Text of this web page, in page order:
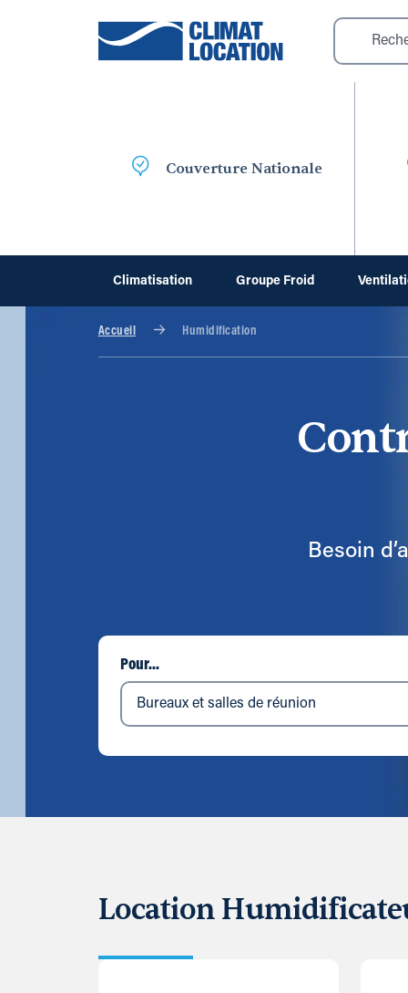
Couverture Nationale
Climatisation Groupe Froid
Accueil Humidification
Besoin
Pour...
Location